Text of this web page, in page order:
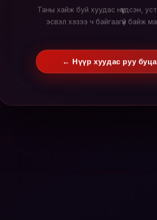
Таны хайж буй хуудас нүүгдсэн,
эсвэл хэзээ ч байгаагүй байж
← Нүүр хуудас руу